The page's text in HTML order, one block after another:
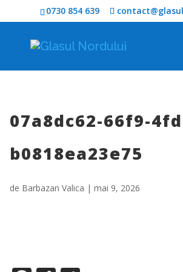
0730 854 639
07a8dc62-66f9-
b0818ea23e75
de Barbazan Valica | mai 9, 2026